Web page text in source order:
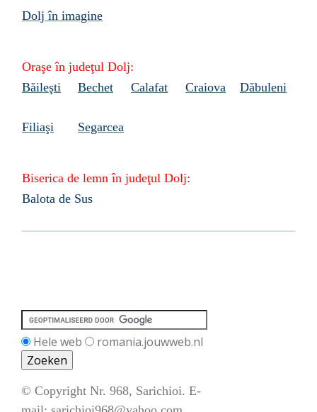
Dolj în imagine
Oraşe în judeţul Dolj:
Băileşti
Bechet Calafat Craiova Dăbuleni
Filiaşi Segarcea
Biserica de lemn în judeţul Dolj:
Balota de Sus
Hele web romania.jouwweb.nl
© Copyright Nr. 968, Sarichioi. E-